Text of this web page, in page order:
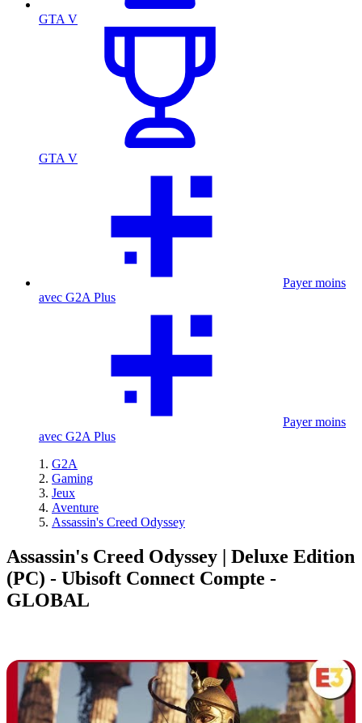
GTA V
GTA V
Payer moins
avec G2A Plus
Payer moins
avec G2A Plus
G2A
Gaming
Jeux
Aventure
Assassin's Creed Odyssey
Assassin's Creed Odyssey | Deluxe Edition
(PC) - Ubisoft Connect Compte -
GLOBAL